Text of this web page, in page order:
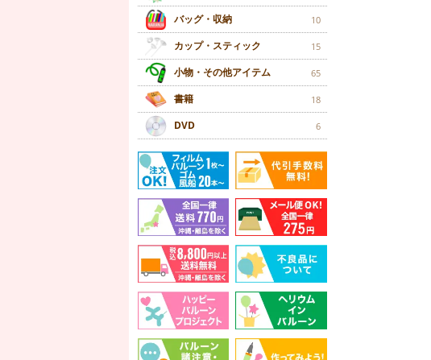
バッグ・収納 10
カップ・スティック 15
小物・その他アイテム 65
書籍 18
DVD 6